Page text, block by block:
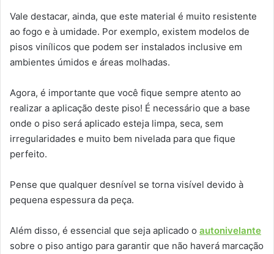
Vale destacar, ainda, que este material é muito resistente
ao fogo e à umidade. Por exemplo, existem modelos de
pisos vinílicos que podem ser instalados inclusive em
ambientes úmidos e áreas molhadas.
Agora, é importante que você fique sempre atento ao
realizar a aplicação deste piso! É necessário que a base
onde o piso será aplicado esteja limpa, seca, sem
irregularidades e muito bem nivelada para que fique
perfeito.
Pense que qualquer desnível se torna visível devido à
pequena espessura da peça.
Além disso, é essencial que seja aplicado o autonivelante
sobre o piso antigo para garantir que não haverá marcação